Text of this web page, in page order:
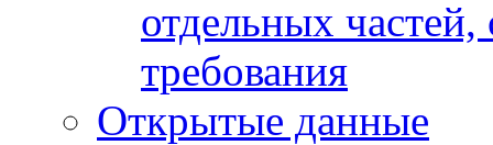
отдельных
требования
Открытые данные